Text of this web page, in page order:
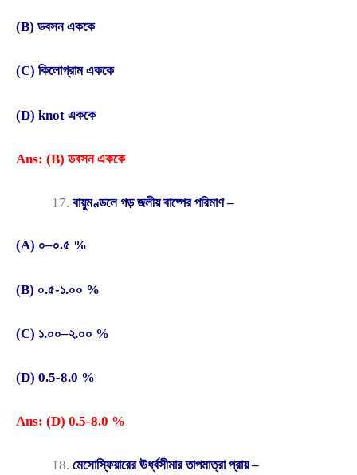
(B) ডবসন এককে
(C) কিলোগ্রাম এককে
(D) knot এককে
Ans: (B) ডবসন এককে
বায়ুমণ্ডলে গড় জলীয় বাষ্পের পরিমাণ –
(A) ০–০.৫ %
(B) ০.৫-১.০০ %
(C) ১.০০–২.০০ %
(D) 0.5-8.0 %
Ans: (D) 0.5-8.0 %
মেসোস্ফিয়ারের ঊর্ধ্বসীমার তাপমাত্রা প্রায় –